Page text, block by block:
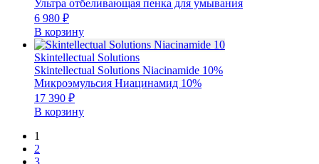
Ультра отбеливающая пенка для умывания
6 980 ₽
В корзину
Skintellectual Solutions
Skintellectual Solutions Niacinamide 10%
Микроэмульсия Ниацинамид 10%
17 390 ₽
В корзину
1
2
3